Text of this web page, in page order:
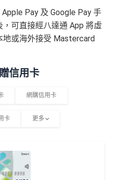
Pay 及 Google Pay 手
可直接經八達通 App 將虛
或海外接受 Mastercard
信用卡
網購信用卡
卡 更多